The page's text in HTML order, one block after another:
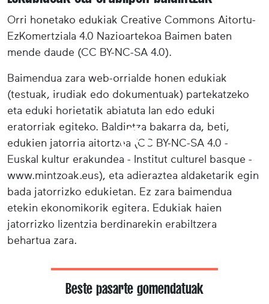
Orri honetako edukiak Creative Commons Aitortu-
EzKomertziala 4.0 Nazioartekoa Baimen baten
mende daude (CC BY-NC-SA 4.0).
Baimendua zara web-orrialde honen edukiak
(testuak, irudiak edo dokumentuak) partekatzeko
eta eduki horietatik abiatuta lan edo eduki
eratorriak egiteko. Baldintza bakarra da, beti,
edukien jatorria aitortzea (CC BY-NC-SA 4.0 -
Euskal kultur erakundea - Institut culturel basque -
www.mintzoak.eus), eta adieraztea aldaketarik egin
bada jatorrizko edukietan. Ez zara baimendua
etekin ekonomikorik egitera. Edukiak haien
jatorrizko lizentzia berdinarekin erabiltzera
behartua zara.
Beste pasarte gomendatuak